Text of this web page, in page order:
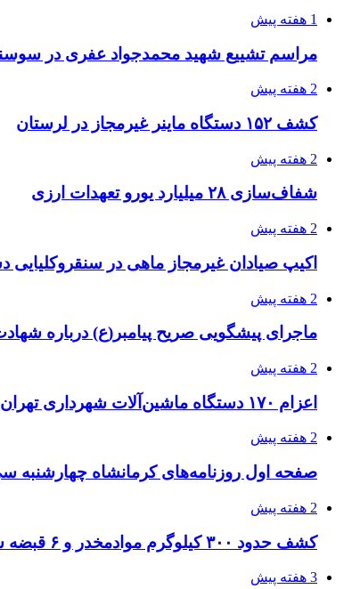
1 هفته پیش
مراسم تشییع شهید محمدجواد عفری در
2 هفته پیش
کشف ۱۵۲ دستگاه ماینر غیرمجاز در لرستان
2 هفته پیش
شفاف‌سازی ۲۸ میلیارد یورو تعهدات ارزی
2 هفته پیش
اکیپ صیادان غیرمجاز ماهی در سنقروکلیایی
2 هفته پیش
ماجرای پیشگویی صریح پیامبر(ع) درباره
2 هفته پیش
اعزام ۱۷۰ دستگاه ماشین‌آلات شهرداری تهران برای مراسم اربعین
2 هفته پیش
صفحه اول روزنامه‌های کرمانشاه چهارشنبه
2 هفته پیش
کشف حدود ۳۰۰ کیلوگرم موادمخدر و ۶ قبضه سلاح در سیستان و بلوچستان
3 هفته پیش